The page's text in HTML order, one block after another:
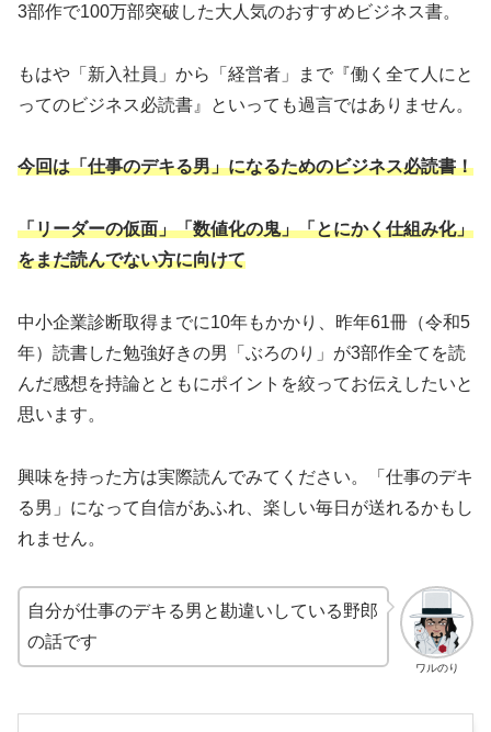
3部作で100万部突破した大人気のおすすめビジネス書。
もはや「新入社員」から「経営者」まで『働く全て人にと
ってのビジネス必読書』といっても過言ではありません。
今回は「仕事のデキる男」になるためのビジネス必読書！
「リーダーの仮面」「数値化の鬼」「とにかく仕組み化」
をまだ読んでない方に向けて
中小企業診断取得までに10年もかかり、昨年61冊（令和5
年）読書した勉強好きの男「ぶろのり」が3部作全てを読
んだ感想を持論とともにポイントを絞ってお伝えしたいと
思います。
興味を持った方は実際読んでみてください。「仕事のデキ
る男」になって自信があふれ、楽しい毎日が送れるかもし
れません。
ワルのり
自分が仕事のデキる男と勘違いしている野郎
の話です